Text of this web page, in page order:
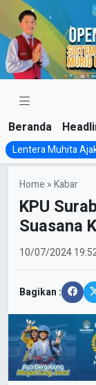
Skip
content
Beranda
Lentera Muhita
Home »Kabar
KPU
Suasana
10/07/2024
Bagikan :